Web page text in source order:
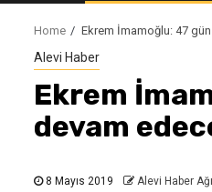
Home Ekrem İmamoğlu: 47
Alevi Haber
Ekrem
devam
8 Mayıs 2019 Alevi Haber Ağı